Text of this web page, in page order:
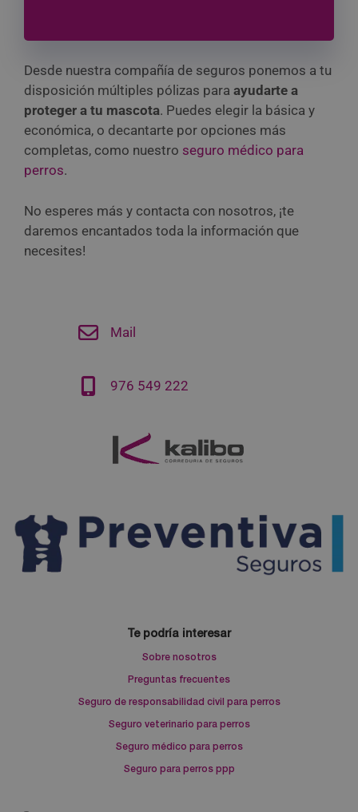
Desde nuestra compañía de seguros ponemos a tu
disposición múltiples pólizas para ayudarte a
proteger a tu mascota. Puedes elegir la básica y
económica, o decantarte por opciones más
completas, como nuestro seguro médico para
perros.
No esperes más y contacta con nosotros, ¡te
daremos encantados toda la información que
necesites!
Mail
976 549 222
Te podría interesar
Sobre nosotros
Preguntas frecuentes
Seguro de responsabilidad civil para perros
Seguro veterinario para perros
Seguro médico para perros
Seguro para perros ppp